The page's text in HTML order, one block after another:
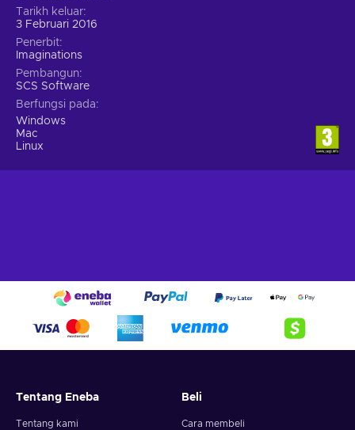
Tarikh keluar
3 Februari 2016
Penerbit
Imaginations
Pembangun
SCS Software
Berfungsi pada
Windows
Mac
Linux
Tentang Eneba
Tentang kami
Beli
Cara membeli